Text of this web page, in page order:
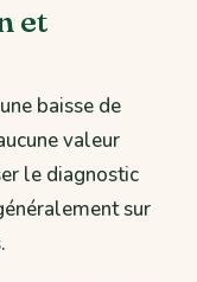
et
baisse de
valeur
le diagnostic
sur